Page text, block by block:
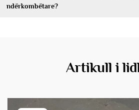
ndërkombëtare?
Artikull i